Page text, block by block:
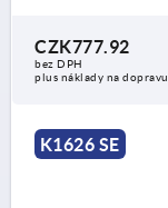
CZK777.92
bez DPH
plus náklady na dopravu
K1626 SE